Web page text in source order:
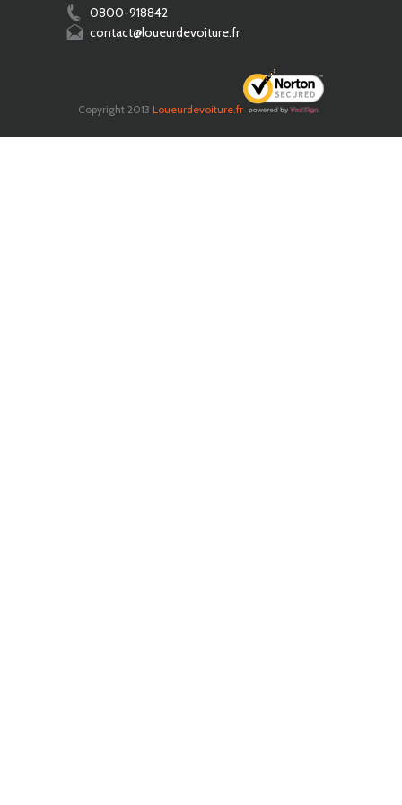
0800-918842
contact@loueurdevoiture.fr
Copyright 2013 Loueurdevoiture.fr